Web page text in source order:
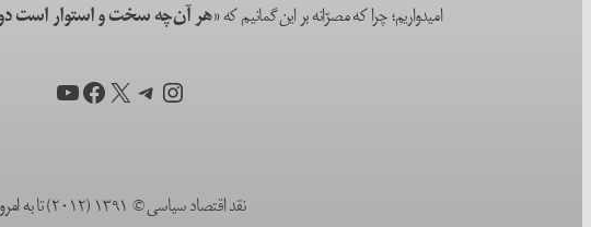
امیدواریم؛ چرا که مصرّانه بر این گمانیم که«هر آن‌چه سخت و استوار است
اینستاگرم
تلگرام
X فیس‌بوک
یوتیوب
نقد اقتصاد سیاسی © ۱۳۹۱ (۲۰۱۲) تا به امروز